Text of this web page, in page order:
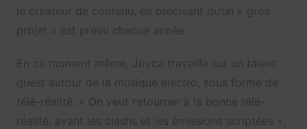
le créateur de contenu, en précisant qu’un « gros
projet » est prévu chaque année.
En ce moment même, Joyca travaille sur un talent
quest autour de la musique électro, sous forme de
télé-réalité. « On veut retourner à la bonne télé-
réalité, avant les clashs et les émissions scriptées »,